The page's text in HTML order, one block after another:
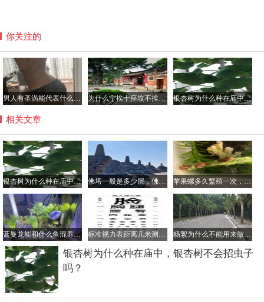
西施壶适合泡什么茶？
至于西施壶适合泡什么茶，其实西施壶主要适合泡以下的这
四种类型的茶呢。
一、绿茶
二、铁观音
三、乌龙茶生茶
四、陈茶
你关注的
男人有圣涡能代表什么，腰窝是极少的人才有吗？ 为什么宁挨十座坟不挨一座庙，坟前庙后是风水宝地真的假的？ 银杏树为什么种在庙中，银杏树不会招虫子吗？
相关文章
银杏树为什么种在庙中，银杏树不会招虫子吗？ 佛塔一般是多少层，佛塔的意义与作用简介 苹果螺多久繁殖一次，一个苹果螺会爆缸吗？
蓝曼龙能和什么鱼混养，这种鱼么分公母图解 标准视力表距离几米测，视力表对应的眼镜度数是怎样的？ 杨絮为什么不能用来做棉衣、羽绒服，杨絮对人体有什么危害？
银杏树为什么种在庙中，银杏树不会招虫子
吗？